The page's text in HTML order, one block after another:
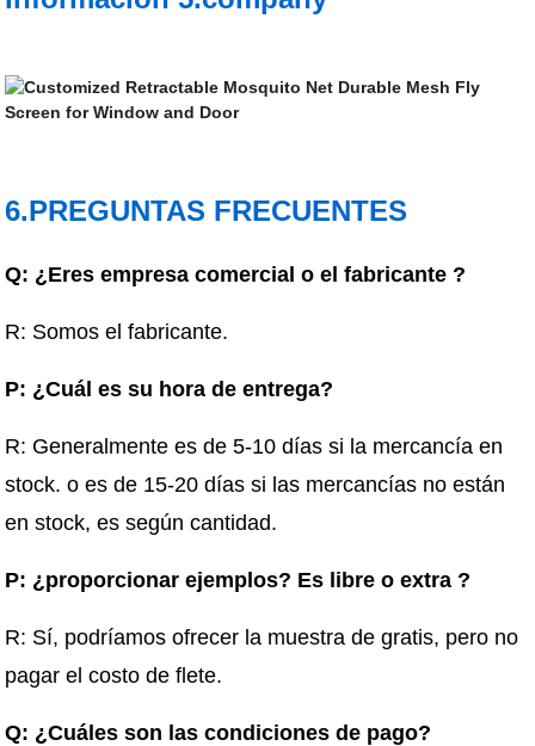
6.PREGUNTAS FRECUENTES
Q: ¿Eres empresa comercial o el fabricante ?
R: Somos el fabricante.
P: ¿Cuál es su hora de entrega?
R: Generalmente es de 5-10 días si la mercancía en
stock. o es de 15-20 días si las mercancías no están
en stock, es según cantidad.
P: ¿proporcionar ejemplos? Es libre o extra ?
R: Sí, podríamos ofrecer la muestra de gratis, pero no
pagar el costo de flete.
Q: ¿Cuáles son las condiciones de pago?